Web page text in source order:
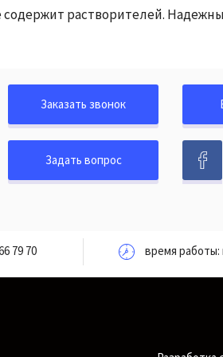
растворителей.
Заказать звонок
Задать вопрос
79 70 время работы: